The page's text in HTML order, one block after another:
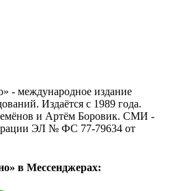
- международное издание
Издаётся с 1989 года.
и Артём Боровик. CМИ -
ЭЛ № ФС 77-79634 от
в Мессенджерах: